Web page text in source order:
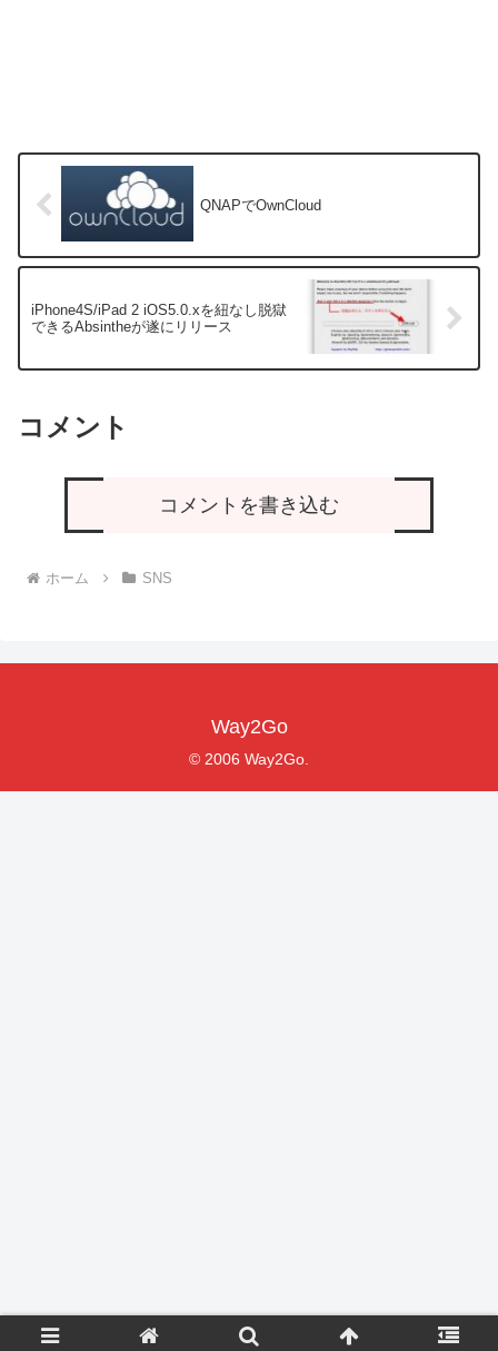
QNAPでOwnCloud
iPhone4S/iPad 2 iOS5.0.xを紐なし脱獄
できるAbsintheが遂にリリース
コメント
コメントを書き込む
ホーム SNS
Way2Go
© 2006 Way2Go.